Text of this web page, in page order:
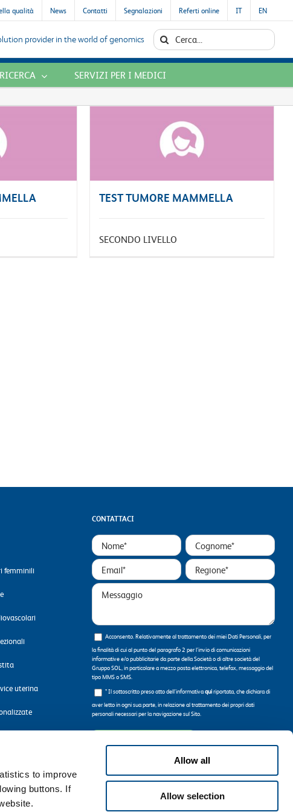
to improve
buttons. If
Allow all
Allow selection
qualità News Contatti Segnalazioni Referti online IT EN
provider in the world of genomics
Cerca
per:
SERVIZI PER I MEDICI
TEST TUMORE MAMMELLA
SECONDO LIVELLO
femminili
uterina
CONTATTACI
Acconsento. Relativamente al trattamento dei miei Dati Personali, per
la finalità di cui al punto del paragrafo 2 per l’invio di comunicazioni
informative e/o pubblicitarie da parte della Società o di altre società del
Gruppo SOL, in particolare a mezzo posta elettronica, telefax, messaggio del
tipo MMS o SMS.
* Il sottoscritto preso atto dell’informativaquiriportata, che dichiara di
aver letto in ogni sua parte, in relazione al trattamento dei propri dati
personali necessari per la navigazione sul Sito.